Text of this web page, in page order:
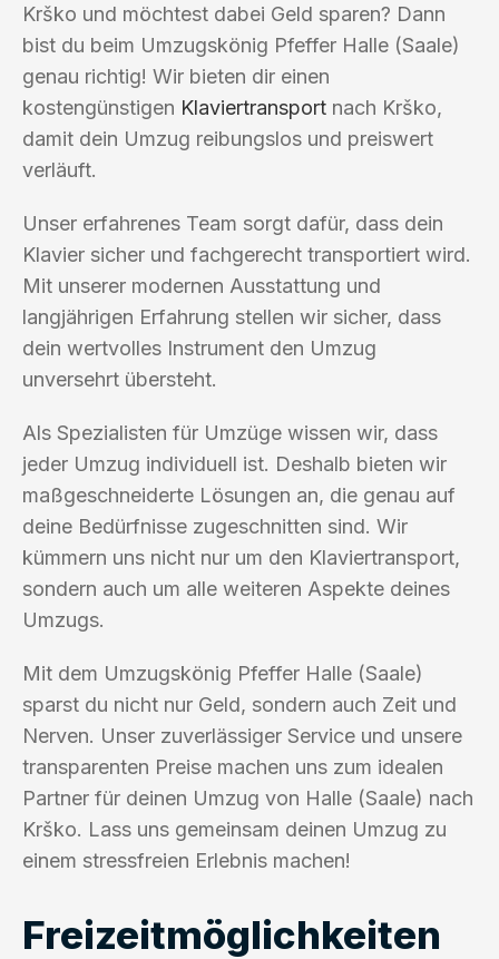
Krško und möchtest dabei Geld sparen? Dann
bist du beim Umzugskönig Pfeffer Halle (Saale)
genau richtig! Wir bieten dir einen
kostengünstigen Klaviertransport nach Krško,
damit dein Umzug reibungslos und preiswert
verläuft.
Unser erfahrenes Team sorgt dafür, dass dein
Klavier sicher und fachgerecht transportiert wird.
Mit unserer modernen Ausstattung und
langjährigen Erfahrung stellen wir sicher, dass
dein wertvolles Instrument den Umzug
unversehrt übersteht.
Als Spezialisten für Umzüge wissen wir, dass
jeder Umzug individuell ist. Deshalb bieten wir
maßgeschneiderte Lösungen an, die genau auf
deine Bedürfnisse zugeschnitten sind. Wir
kümmern uns nicht nur um den Klaviertransport,
sondern auch um alle weiteren Aspekte deines
Umzugs.
Mit dem Umzugskönig Pfeffer Halle (Saale)
sparst du nicht nur Geld, sondern auch Zeit und
Nerven. Unser zuverlässiger Service und unsere
transparenten Preise machen uns zum idealen
Partner für deinen Umzug von Halle (Saale) nach
Krško. Lass uns gemeinsam deinen Umzug zu
einem stressfreien Erlebnis machen!
Freizeitmöglichkeiten